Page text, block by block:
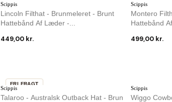
Scippis
Lincoln Filthat - Brunmeleret - Brunt
Hattebånd Af Læder -...
449,00 kr.
Scippis
Montero
Hattebånd
499,00 kr.
Scippis
Talaroo - Australsk Outback Hat - Brun
FRI FRAGT
Scippis
Wiggo